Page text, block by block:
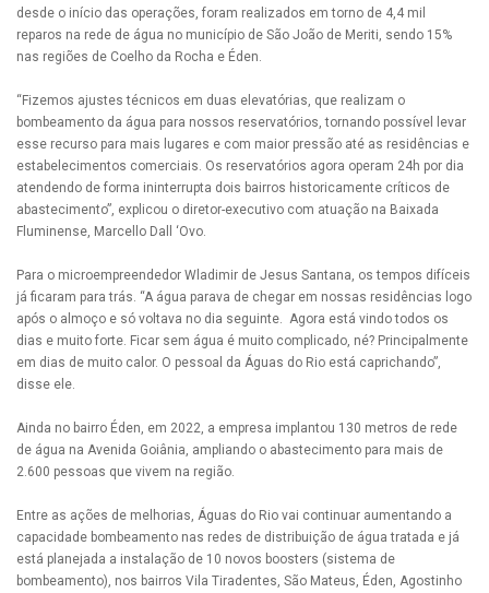
desde o início das operações, foram realizados em torno de 4,4 mil
reparos na rede de água no município de São João de Meriti, sendo 15%
nas regiões de Coelho da Rocha e Éden.
“Fizemos ajustes técnicos em duas elevatórias, que realizam o
bombeamento da água para nossos reservatórios, tornando possível levar
esse recurso para mais lugares e com maior pressão até as residências e
estabelecimentos comerciais. Os reservatórios agora operam 24h por dia
atendendo de forma ininterrupta dois bairros historicamente críticos de
abastecimento”, explicou o diretor-executivo com atuação na Baixada
Fluminense, Marcello Dall ‘Ovo.
Para o microempreendedor Wladimir de Jesus Santana, os tempos difíceis
já ficaram para trás. “A água parava de chegar em nossas residências logo
após o almoço e só voltava no dia seguinte. Agora está vindo todos os
dias e muito forte. Ficar sem água é muito complicado, né? Principalmente
em dias de muito calor. O pessoal da Águas do Rio está caprichando”,
disse ele.
Ainda no bairro Éden, em 2022, a empresa implantou 130 metros de rede
de água na Avenida Goiânia, ampliando o abastecimento para mais de
2.600 pessoas que vivem na região.
Entre as ações de melhorias, Águas do Rio vai continuar aumentando a
capacidade bombeamento nas redes de distribuição de água tratada e já
está planejada a instalação de 10 novos boosters (sistema de
bombeamento), nos bairros Vila Tiradentes, São Mateus, Éden, Agostinho